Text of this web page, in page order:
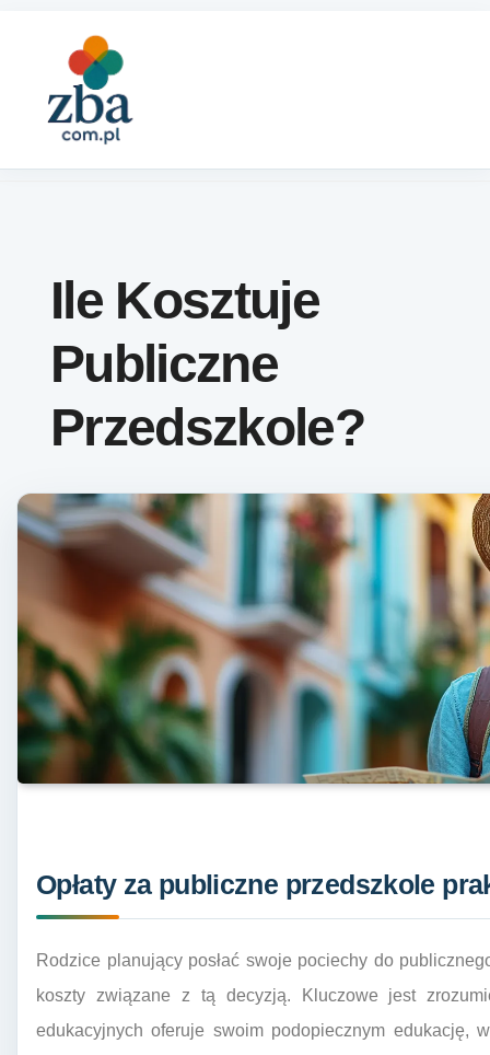
Ile Kosztuje
Publiczne
Przedszkole?
Opłaty za publiczne przedszkole
Rodzice planujący posłać swoje pociechy do
koszty związane z tą decyzją. Kluczowe jest
edukacyjnych oferuje swoim podopiecznym edukację,